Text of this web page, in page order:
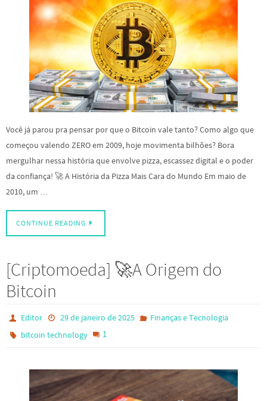
Você já parou pra pensar por que o Bitcoin vale tanto? Como algo que
começou valendo ZERO em 2009, hoje movimenta bilhões? Bora
mergulhar nessa história que envolve pizza, escassez digital e o poder
da confiança! 🚀 A História da Pizza Mais Cara do Mundo Em maio de
2010, um …
CONTINUE READING
[Criptomoeda] 🚀A Origem do
Bitcoin
Editor 29 de janeiro de 2025
Finanças e Tecnologia
bitcoin technology
1